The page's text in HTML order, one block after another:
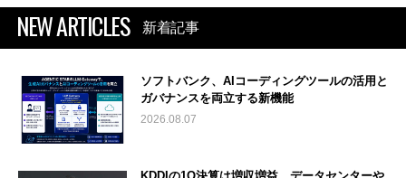
NEW ARTICLES 新着記事
ソフトバンク、AIコーディングツールの活用と
ガバナンスを両立する新機能
2026.08.07